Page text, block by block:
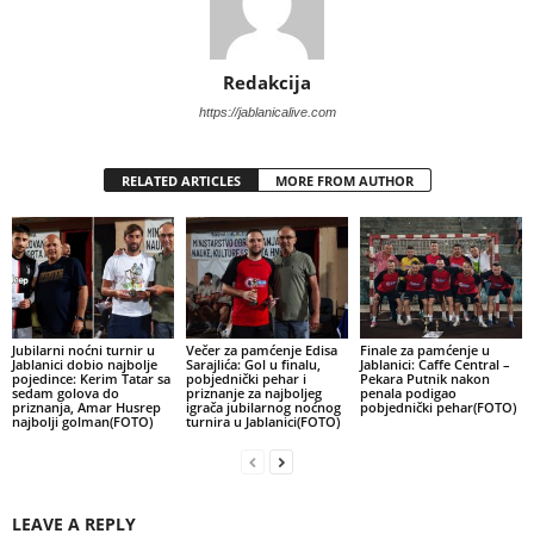
Redakcija
https://jablanicalive.com
RELATED ARTICLES MORE FROM AUTHOR
Jubilarni noćni turnir u
Jablanici dobio najbolje
pojedince: Kerim Tatar sa
sedam golova do
priznanja, Amar Husrep
najbolji golman(FOTO)
Večer za pamćenje Edisa
Sarajlića: Gol u finalu,
pobjednički pehar i
priznanje za najboljeg
igrača jubilarnog noćnog
turnira u Jablanici(FOTO)
Finale za pamćenje u
Jablanici: Caffe Central –
Pekara Putnik nakon
penala podigao
pobjednički pehar(FOTO)
LEAVE A REPLY